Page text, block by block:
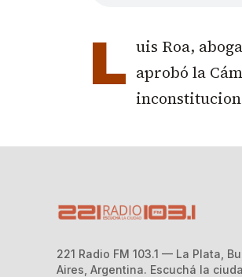
L uis Roa,
aprobó la
221 Radio FM 103.1 — La Plata,
Aires, Argentina. Escuchá la